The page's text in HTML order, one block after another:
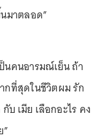
มาตลอด”
นคนอารมณ์เย็น ถ้า
กที่สุดในชีวิตผม รัก
บ เมีย เลือกอะไร คง